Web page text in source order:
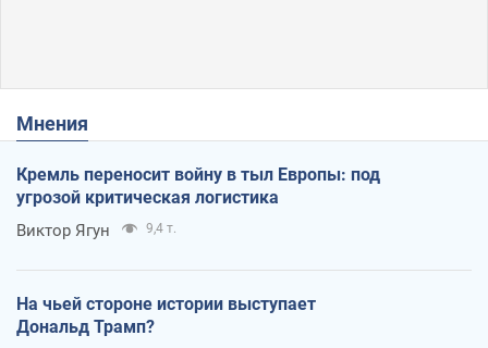
Мнения
Кремль переносит войну в тыл Европы: под
угрозой критическая логистика
Виктор Ягун 9,4 т.
На чьей стороне истории выступает
Дональд Трамп?